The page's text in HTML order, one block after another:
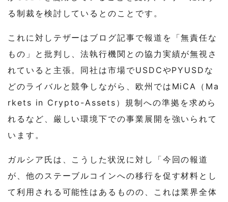
る制裁を検討しているとのことです。
これに対しテザーはブログ記事で報道を「無責任な
もの」と批判し、法執行機関との協力実績が無視さ
れていると主張。同社は市場でUSDCやPYUSDな
どのライバルと競争しながら、欧州ではMiCA（Ma
rkets in Crypto-Assets）規制への準拠を求めら
れるなど、厳しい環境下での事業展開を強いられて
います。
ガルシア氏は、こうした状況に対し「今回の報道
が、他のステーブルコインへの移行を促す材料とし
て利用される可能性はあるものの、これは業界全体